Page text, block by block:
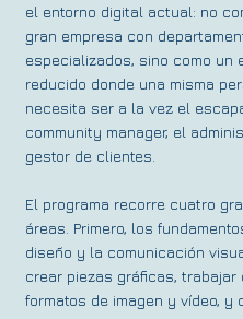
el entorno digital actual: no
gran empresa con
especializados, sino como un
reducido donde una misma
necesita ser a la vez el
community manager, el
gestor de clientes.
El programa recorre cuatro
áreas. Primero, los
diseño y la comunicación
crear piezas gráficas, trabajar
formatos de imagen y vídeo, y